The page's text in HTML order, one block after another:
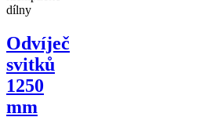
dílny
Odvíječ
svitků
1250
mm